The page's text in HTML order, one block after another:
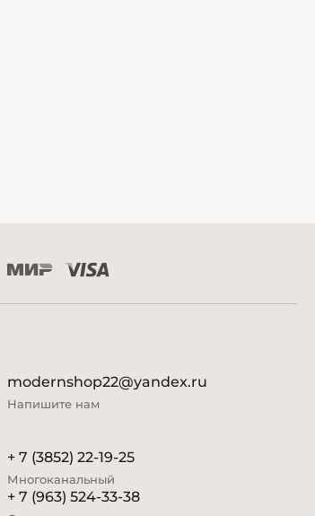
modernshop22@yandex.ru
Напишите нам
+ 7 (3852) 22-19-25
Многоканальный
+ 7 (963) 524-33-38